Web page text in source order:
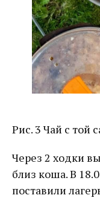
Рис. 3 Чай с той
Через 2 ходки
близ коша. В
поставили